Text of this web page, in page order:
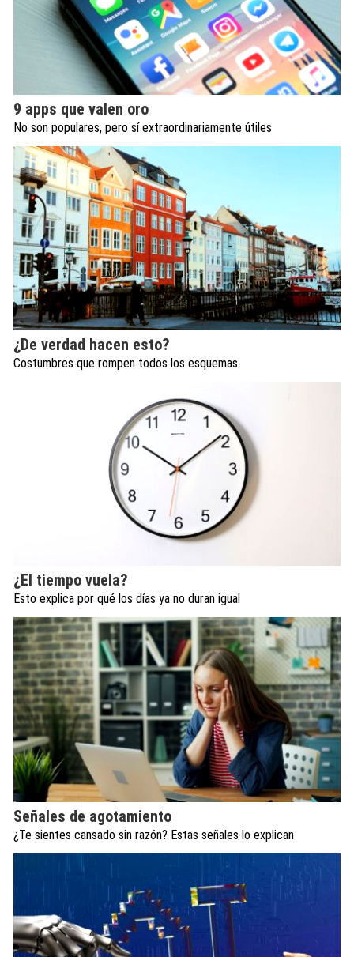
9 apps que valen oro
No son populares, pero sí extraordinariamente útiles
¿De verdad hacen esto?
Costumbres que rompen todos los esquemas
¿El tiempo vuela?
Esto explica por qué los días ya no duran igual
Señales de agotamiento
¿Te sientes cansado sin razón? Estas señales lo explican